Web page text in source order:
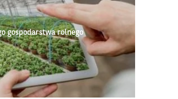
gospodarstwa rolnego